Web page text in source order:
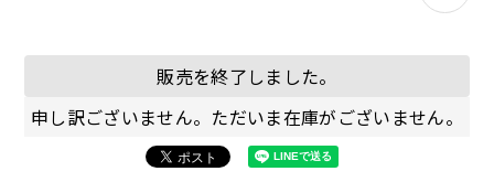
アウトレット 補助食品
販売を終了しました。
申し訳ございません。ただいま在庫がございません。